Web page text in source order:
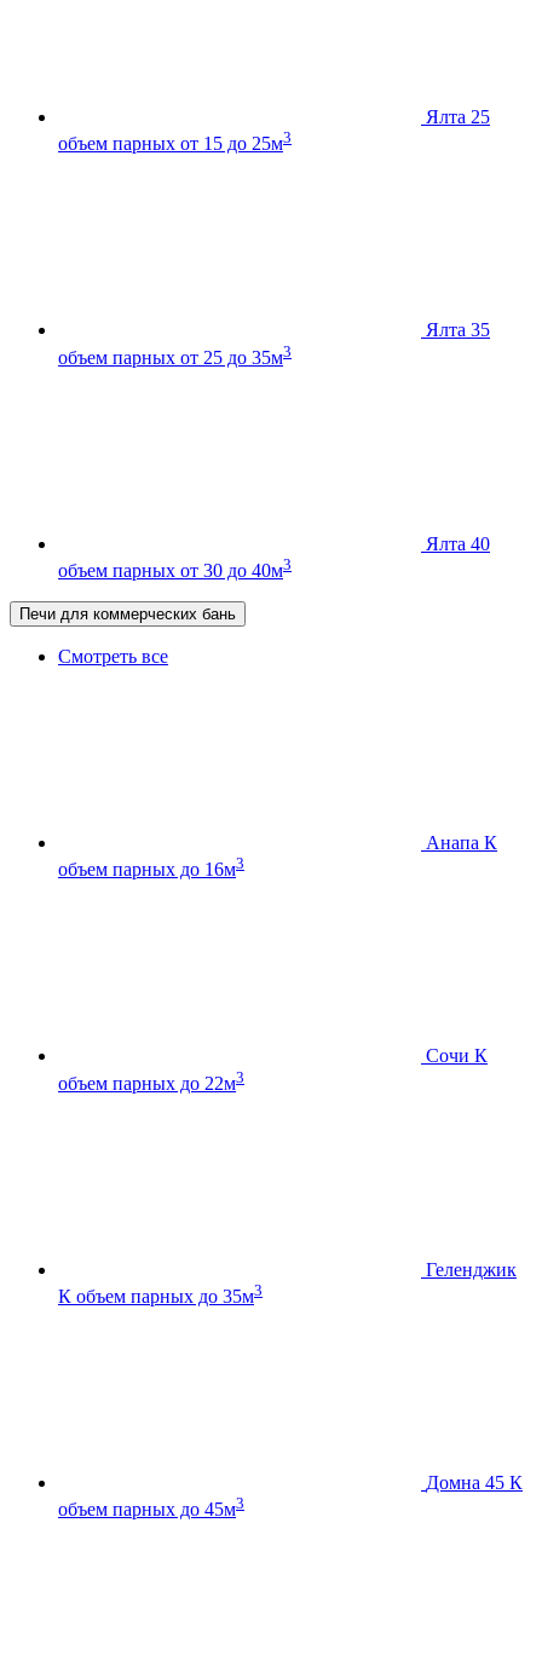
Ялта 25
объем парных от 15 до 25м3
Ялта 35
объем парных от 25 до 35м3
Ялта 40
объем парных от 30 до 40м3
Печи для коммерческих бань
Смотреть все
Анапа К
объем парных до 16м3
Сочи К
объем парных до 22м3
Геленджик
К объем парных до 35м3
Домна 45 К
объем парных до 45м3